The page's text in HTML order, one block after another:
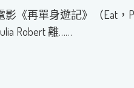
影《再單身遊記》（Eat，
Robert 離……